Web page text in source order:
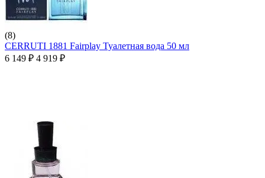
(8)
CERRUTI 1881 Fairplay Туалетная вода 50 мл
6 149 ₽ 4 919 ₽